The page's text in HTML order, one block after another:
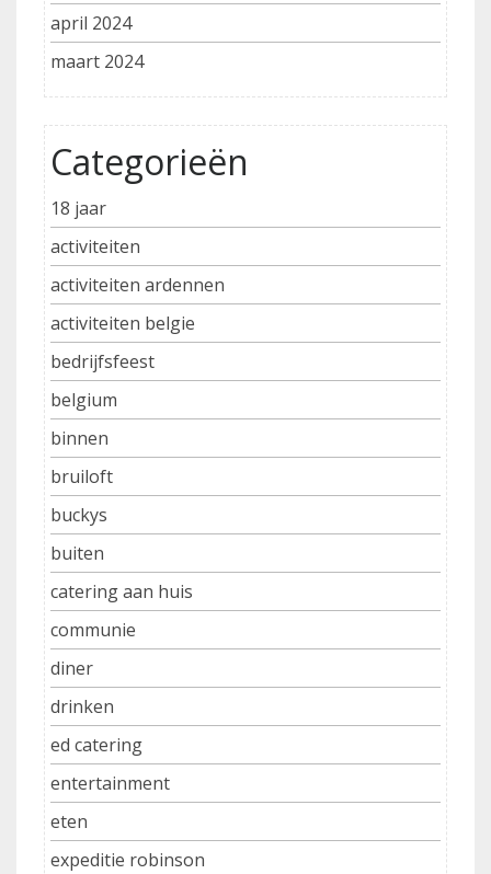
april 2024
maart 2024
Categorieën
18 jaar
activiteiten
activiteiten ardennen
activiteiten belgie
bedrijfsfeest
belgium
binnen
bruiloft
buckys
buiten
catering aan huis
communie
diner
drinken
ed catering
entertainment
eten
expeditie robinson